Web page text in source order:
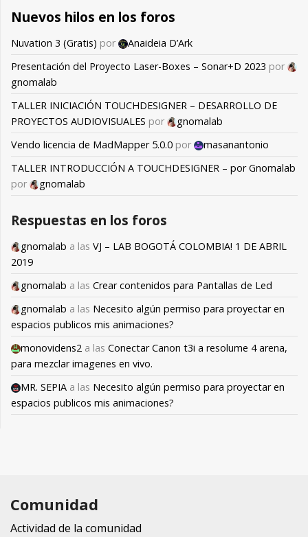
Nuevos hilos en los foros
Nuvation 3 (Gratis) por
Anaideia D’Ark
Presentación del Proyecto Laser-Boxes – Sonar+D 2023 por
gnomalab
TALLER INICIACIÓN TOUCHDESIGNER – DESARROLLO DE
PROYECTOS AUDIOVISUALES por
gnomalab
Vendo licencia de MadMapper 5.0.0 por
masanantonio
TALLER INTRODUCCIÓN A TOUCHDESIGNER – por Gnomalab
por
gnomalab
Respuestas en los foros
gnomalab a las VJ – LAB BOGOTÁ COLOMBIA! 1 DE ABRIL
2019
gnomalab a las Crear contenidos para Pantallas de Led
gnomalab a las Necesito algún permiso para proyectar en
espacios publicos mis animaciones?
monovidens2 a las Conectar Canon t3i a resolume 4 arena,
para mezclar imagenes en vivo.
MR. SEPIA a las Necesito algún permiso para proyectar en
espacios publicos mis animaciones?
Comunidad
Actividad de la comunidad